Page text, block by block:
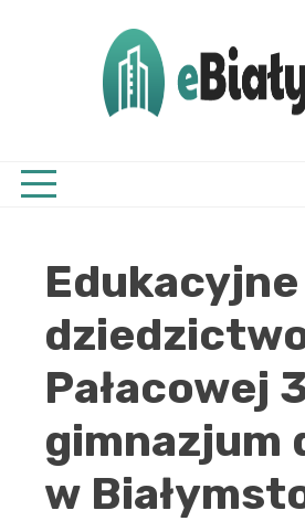
Edukacyjne
Pałacowej
gimnazjum
w